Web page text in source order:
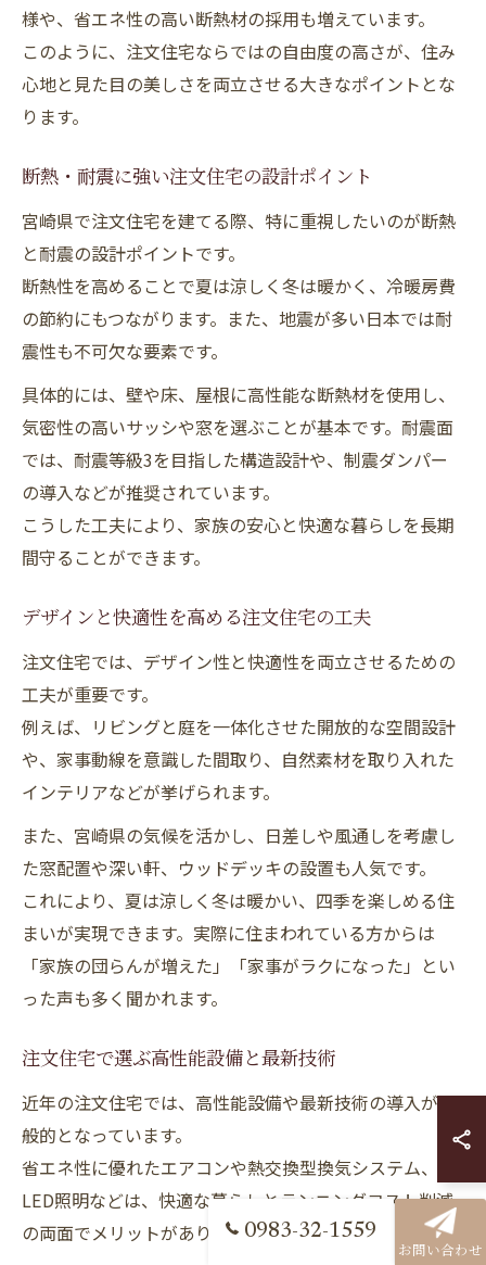
様や、省エネ性の高い断熱材の採用も増えています。
このように、注文住宅ならではの自由度の高さが、住み
心地と見た目の美しさを両立させる大きなポイントとな
ります。
断熱・耐震に強い注文住宅の設計ポイント
宮崎県で注文住宅を建てる際、特に重視したいのが断熱
と耐震の設計ポイントです。
断熱性を高めることで夏は涼しく冬は暖かく、冷暖房費
の節約にもつながります。また、地震が多い日本では耐
震性も不可欠な要素です。
具体的には、壁や床、屋根に高性能な断熱材を使用し、
気密性の高いサッシや窓を選ぶことが基本です。耐震面
では、耐震等級3を目指した構造設計や、制震ダンパー
の導入などが推奨されています。
こうした工夫により、家族の安心と快適な暮らしを長期
間守ることができます。
デザインと快適性を高める注文住宅の工夫
注文住宅では、デザイン性と快適性を両立させるための
工夫が重要です。
例えば、リビングと庭を一体化させた開放的な空間設計
や、家事動線を意識した間取り、自然素材を取り入れた
インテリアなどが挙げられます。
また、宮崎県の気候を活かし、日差しや風通しを考慮し
た窓配置や深い軒、ウッドデッキの設置も人気です。
これにより、夏は涼しく冬は暖かい、四季を楽しめる住
まいが実現できます。実際に住まわれている方からは
「家族の団らんが増えた」「家事がラクになった」とい
った声も多く聞かれます。
注文住宅で選ぶ高性能設備と最新技術
近年の注文住宅では、高性能設備や最新技術の導入が一
般的となっています。
省エネ性に優れたエアコンや熱交換型換気システム、
LED照明などは、快適な暮らしとランニングコスト削減
の両面でメリットがあります。0983-32-1559
お問い合わせ